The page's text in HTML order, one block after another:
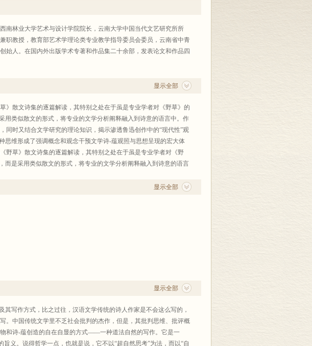
魂结构自身，这个灵魂结构凝聚着强大的生命能量，仿佛旋转着一种
南林业大学艺术与设计学院院长，云南大学中国当代文艺研究所所
职教授，教育部艺术学理论类专业教学指导委员会委员，云南省中青
始人。在国内外出版学术专著和作品集二十余部，发表论文和作品四
显示全部
》散文诗集的逐篇解读，其特别之处在于虽是专业学者对《野草》的
用类似散文的形式，将专业的文学分析阐释融入到诗意的语言中。作
同时又结合文学研究的理论知识，揭示渗透鲁迅创作中的“现代性”观
思维形成了强调概念和观念干预文学诗-蕴观照与思想呈现的宏大体
草》散文诗集的逐篇解读，其特别之处在于虽是专业学者对《野
而是采用类似散文的形式，将专业的文学分析阐释融入到诗意的语言
，这种思维形成了强调概念和观念干预文学诗-蕴观照与思想呈现的
显示全部
显示全部
其写作方式，比之过往，汉语文学传统的诗人作家是不会这么写的，
。中国传统文学里不乏社会批判的杰作，但是，其批判思维、批评概
和诗-蕴创造的自在自显的方式——一种道法自然的写作。它是一
旨义。说得哲学一点，也就是说，它不以“超自然思考”为法，而以“自